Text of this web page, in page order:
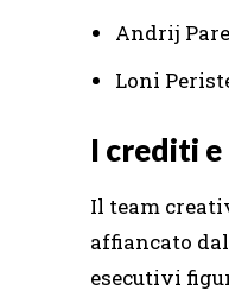
Andrij
Loni
I crediti
Il team
affiancato
esecutivi